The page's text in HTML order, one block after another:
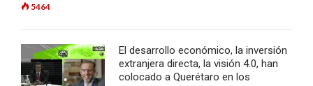
5464
El desarrollo económico, la inversión
extranjera directa, la visión 4.0, han
colocado a Querétaro en los